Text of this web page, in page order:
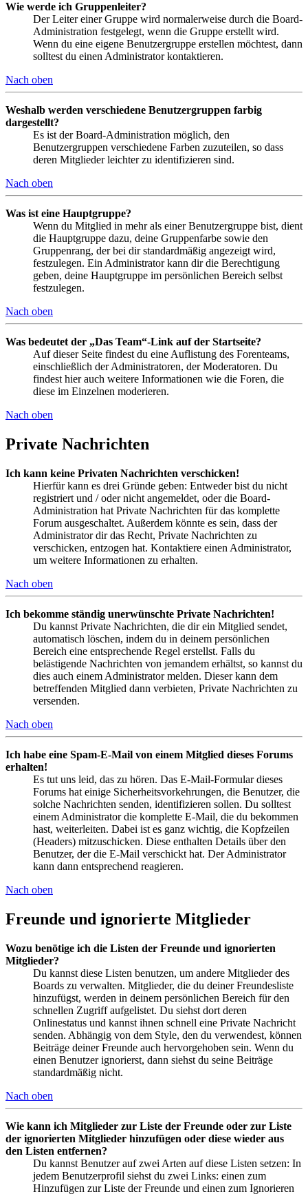
Wie werde ich Gruppenleiter?
Der Leiter einer Gruppe wird normalerweise durch die Board-
Administration festgelegt, wenn die Gruppe erstellt wird.
Wenn du eine eigene Benutzergruppe erstellen möchtest, dann
solltest du einen Administrator kontaktieren.
Nach oben
Weshalb werden verschiedene Benutzergruppen farbig
dargestellt?
Es ist der Board-Administration möglich, den
Benutzergruppen verschiedene Farben zuzuteilen, so dass
deren Mitglieder leichter zu identifizieren sind.
Nach oben
Was ist eine Hauptgruppe?
Wenn du Mitglied in mehr als einer Benutzergruppe bist, dient
die Hauptgruppe dazu, deine Gruppenfarbe sowie den
Gruppenrang, der bei dir standardmäßig angezeigt wird,
festzulegen. Ein Administrator kann dir die Berechtigung
geben, deine Hauptgruppe im persönlichen Bereich selbst
festzulegen.
Nach oben
Was bedeutet der „Das Team“-Link auf der Startseite?
Auf dieser Seite findest du eine Auflistung des Forenteams,
einschließlich der Administratoren, der Moderatoren. Du
findest hier auch weitere Informationen wie die Foren, die
diese im Einzelnen moderieren.
Nach oben
Private Nachrichten
Ich kann keine Privaten Nachrichten verschicken!
Hierfür kann es drei Gründe geben: Entweder bist du nicht
registriert und / oder nicht angemeldet, oder die Board-
Administration hat Private Nachrichten für das komplette
Forum ausgeschaltet. Außerdem könnte es sein, dass der
Administrator dir das Recht, Private Nachrichten zu
verschicken, entzogen hat. Kontaktiere einen Administrator,
um weitere Informationen zu erhalten.
Nach oben
Ich bekomme ständig unerwünschte Private Nachrichten!
Du kannst Private Nachrichten, die dir ein Mitglied sendet,
automatisch löschen, indem du in deinem persönlichen
Bereich eine entsprechende Regel erstellst. Falls du
belästigende Nachrichten von jemandem erhältst, so kannst du
dies auch einem Administrator melden. Dieser kann dem
betreffenden Mitglied dann verbieten, Private Nachrichten zu
versenden.
Nach oben
Ich habe eine Spam-E-Mail von einem Mitglied dieses Forums
erhalten!
Es tut uns leid, das zu hören. Das E-Mail-Formular dieses
Forums hat einige Sicherheitsvorkehrungen, die Benutzer, die
solche Nachrichten senden, identifizieren sollen. Du solltest
einem Administrator die komplette E-Mail, die du bekommen
hast, weiterleiten. Dabei ist es ganz wichtig, die Kopfzeilen
(Headers) mitzuschicken. Diese enthalten Details über den
Benutzer, der die E-Mail verschickt hat. Der Administrator
kann dann entsprechend reagieren.
Nach oben
Freunde und ignorierte Mitglieder
Wozu benötige ich die Listen der Freunde und ignorierten
Mitglieder?
Du kannst diese Listen benutzen, um andere Mitglieder des
Boards zu verwalten. Mitglieder, die du deiner Freundesliste
hinzufügst, werden in deinem persönlichen Bereich für den
schnellen Zugriff aufgelistet. Du siehst dort deren
Onlinestatus und kannst ihnen schnell eine Private Nachricht
senden. Abhängig von dem Style, den du verwendest, können
Beiträge deiner Freunde auch hervorgehoben sein. Wenn du
einen Benutzer ignorierst, dann siehst du seine Beiträge
standardmäßig nicht.
Nach oben
Wie kann ich Mitglieder zur Liste der Freunde oder zur Liste
der ignorierten Mitglieder hinzufügen oder diese wieder aus
den Listen entfernen?
Du kannst Benutzer auf zwei Arten auf diese Listen setzen: In
jedem Benutzerprofil siehst du zwei Links: einen zum
Hinzufügen zur Liste der Freunde und einen zum Ignorieren